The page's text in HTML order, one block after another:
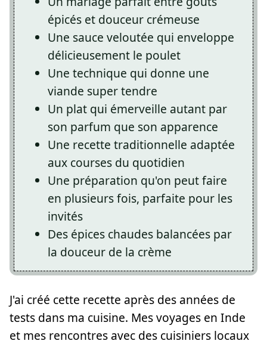
épicés et douceur crémeuse
Une sauce veloutée qui enveloppe
délicieusement le poulet
Une technique qui donne une
viande super tendre
Un plat qui émerveille autant par
son parfum que son apparence
Une recette traditionnelle adaptée
aux courses du quotidien
Une préparation qu'on peut faire
en plusieurs fois, parfaite pour les
invités
Des épices chaudes balancées par
la douceur de la crème
J'ai créé cette recette après des années de
tests dans ma cuisine. Mes voyages en Inde
et mes rencontres avec des cuisiniers locaux